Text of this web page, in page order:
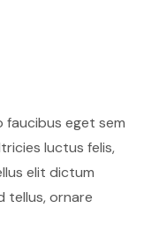
faucibus eget sem
luctus felis,
elit dictum
tellus, ornare